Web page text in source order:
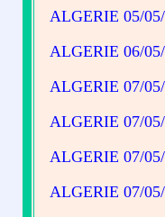
ALGERIE 05/
ALGERIE 06/
ALGERIE 07/
ALGERIE 07/
ALGERIE 07/
ALGERIE 07/